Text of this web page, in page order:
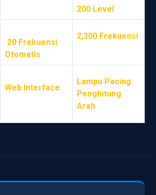
200 Level
20 Frekuensi
Otomatis
2,300 Frekuensi
Web Interface
Lampu Pacing
Penghitung
Arah